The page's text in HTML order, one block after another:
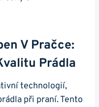
⁤v Pračce:‍
Prádla
technologií,
při ⁢praní. Tento